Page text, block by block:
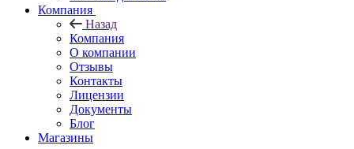
Компания
Назад
Компания
О компании
Отзывы
Контакты
Лицензии
Документы
Блог
Магазины